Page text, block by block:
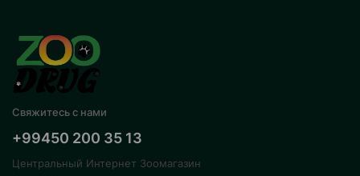
Свяжитесь с нами
+99450 200 35 13
Центральный Интернет Зоомагазин